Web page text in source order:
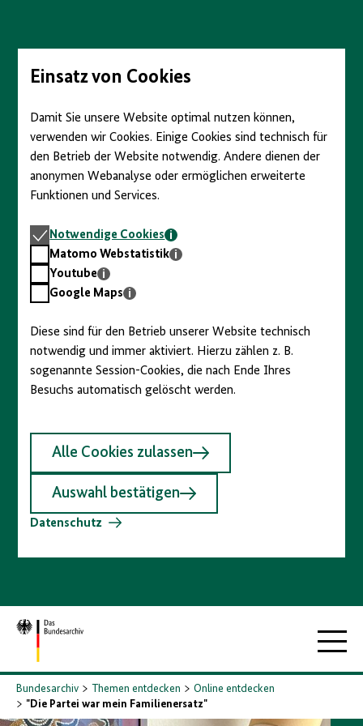
Seiteninhalt
springenEinsatz von Cookies
Damit Sie unsere Website optimal nutzen können,
verwenden wir Cookies. Einige Cookies sind technisch für
den Betrieb der Website notwendig. Andere dienen der
anonymen Webanalyse oder ermöglichen erweiterte
Funktionen und Services.
Notwendige
Cookies
Notwendige Cookies
Matomo
Webstatistik
Matomo Webstatistik
Youtube
Youtube
GoogleGoogle Maps
Diese sind für den Betrieb unserer Website technisch
notwendig und immer aktiviert. Hierzu zählen z. B.
sogenannte Session-Cookies, die nach Ende Ihres
Besuchs automatisch gelöscht werden.
Alle Cookies zulassen
Auswahl bestätigen
Datenschutz
Zur
Startseite
Bundesarchiv Themen entdecken
Online entdecken
"Die Partei war mein Familienersatz"